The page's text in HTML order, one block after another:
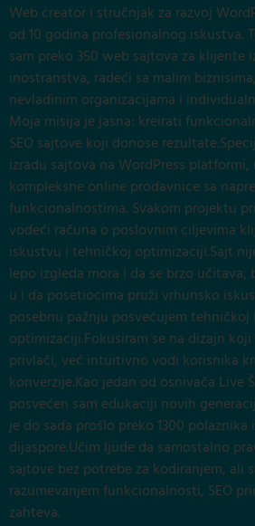
Web creator i stručnjak za razvoj
od 10 godina profesionalnog iskustva.
sam preko 350 web sajtova za klijente
inostranstva, radeći sa malim
nevladinim organizacijama i
Moja misija je jasna: kreirati
SEO sajtove koji donose
izradu sajtova na WordPress
kompleksne online prodavnice sa
funkcionalnostima. Svakom projektu
vodeći računa o poslovnim ciljevima
iskustvu i tehničkoj optimizaciji.Sajt
lepo izgleda mora i da se brzo
u i da posetiocima pruži vrhunsko
posebnu pažnju posvećujem tehničkoj
optimizaciji.Fokusiram se na dizajn
privlači, već intuitivno vodi korisnika
konverzije.Kao jedan od osnivača Live
posvećen sam edukaciji novih
je do sada prošlo preko 1300 polaznika
dijaspore.Učim ljude da samostalno
sajtove bez potrebe za kodiranjem, ali
razumevanjem funkcionalnosti, SEO
zahteva.